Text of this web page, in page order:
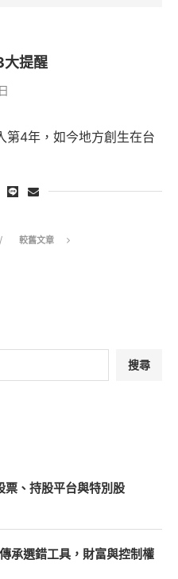
大提醒
第4年，如今地方創生在台
較舊文章
搜尋
票、持股平台與特別股
承選錯工具，財富與控制權